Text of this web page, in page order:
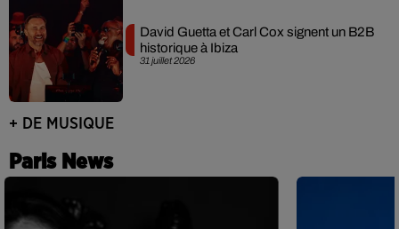
31 juillet 2026
David Guetta et Carl Cox signent un B2B
historique à Ibiza
+ DE MUSIQUE
Paris News